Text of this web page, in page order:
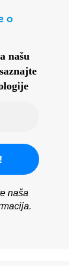
o
našu
naša